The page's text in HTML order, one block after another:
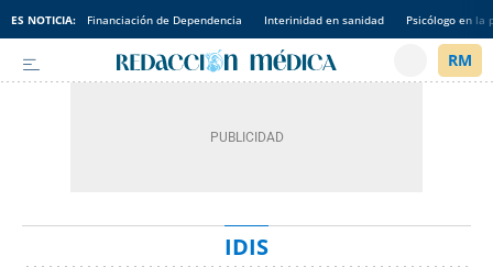
ES NOTICIA: Financiación de Dependencia Interinidad en sanidad Psicólogo en la
IDIS